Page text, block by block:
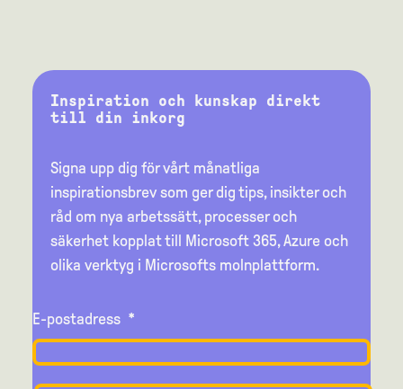
Inspiration och kunskap direkt
till din inkorg
Signa upp dig för vårt månatliga
inspirationsbrev som ger dig tips, insikter och
råd om nya arbetssätt, processer och
säkerhet kopplat till Microsoft 365, Azure och
olika verktyg i Microsofts molnplattform.
E-postadress *